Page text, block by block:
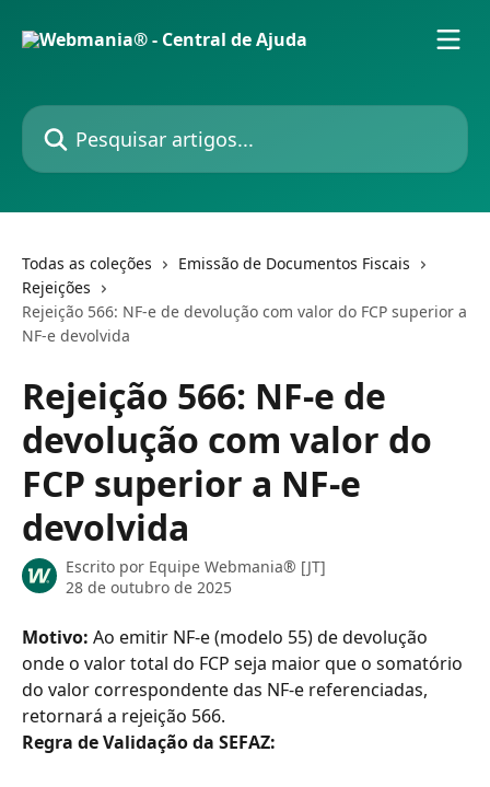
Pesquisar artigos...
Todas as coleções
Emissão de Documentos Fiscais
Rejeições
Rejeição 566: NF-e de devolução com valor do FCP superior a
NF-e devolvida
Rejeição 566: NF-e de
devolução com valor do
FCP superior a NF-e
devolvida
Escrito por Equipe Webmania® [JT]
28 de outubro de 2025
Motivo: Ao emitir NF-e (modelo 55) de devolução
onde o valor total do FCP seja maior que o somatório
do valor correspondente das NF-e referenciadas,
retornará a rejeição 566.
Regra de Validação da SEFAZ: